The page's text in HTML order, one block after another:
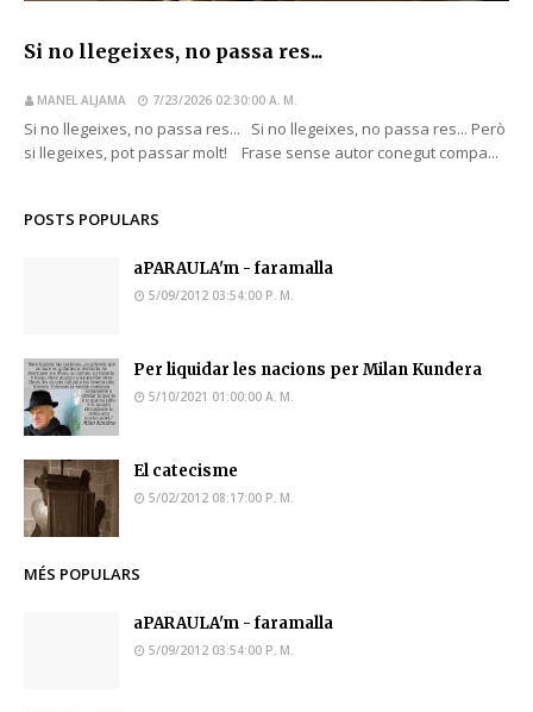
Si no llegeixes, no passa res...
MANEL ALJAMA 7/23/2026 02:30:00 A. M.
Si no llegeixes, no passa res... Si no llegeixes, no passa res... Però
si llegeixes, pot passar molt! Frase sense autor conegut compa...
POSTS POPULARS
aPARAULA'm - faramalla
5/09/2012 03:54:00 P. M.
Per liquidar les nacions per Milan Kundera
5/10/2021 01:00:00 A. M.
El catecisme
5/02/2012 08:17:00 P. M.
MÉS POPULARS
aPARAULA'm - faramalla
5/09/2012 03:54:00 P. M.